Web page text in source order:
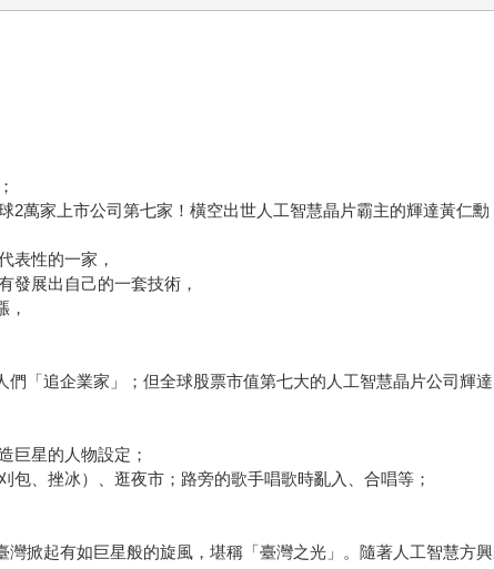
2萬家上市公司第七家！橫空出世人工智慧晶片霸主的輝達黃仁勳
表性的一家，
發展出自己的一套技術，
，
「追企業家」；但全球股票市值第七大的人工智慧晶片公司輝
巨星的人物設定；
包、挫冰）、逛夜市；路旁的歌手唱歌時亂入、合唱等；
掀起有如巨星般的旋風，堪稱「臺灣之光」。隨著人工智慧方